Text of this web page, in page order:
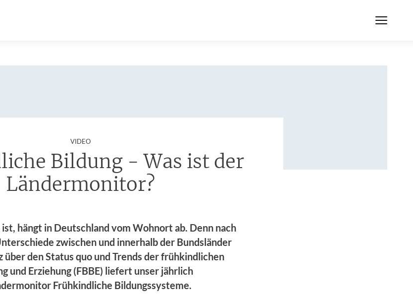
VIDEO:
Bildung - Was ist der
Ländermonitor?
hängt in Deutschland vom Wohnort ab. Denn nach
zwischen und innerhalb der Bundsländer
über den Status quo und Trends der frühkindlichen
und Erziehung (FBBE) liefert unser jährlich
Frühkindliche Bildungssysteme.